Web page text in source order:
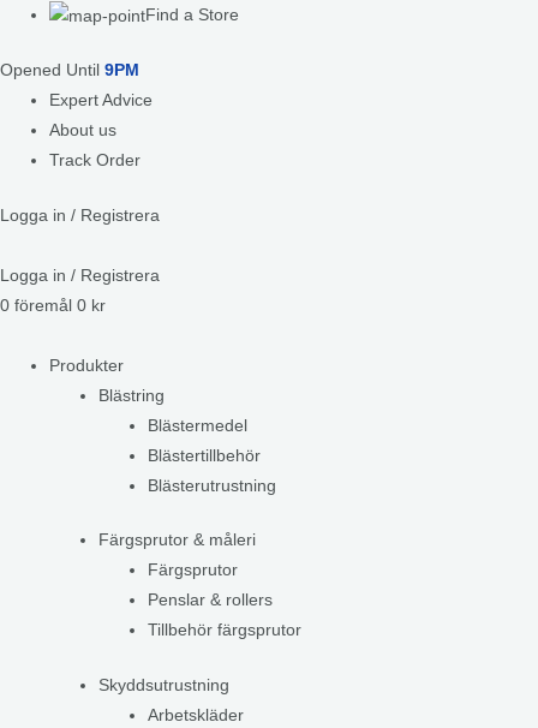
Find a Store
Opened Until 9PM
Expert Advice
About us
Track Order
Logga in / Registrera
Logga in / Registrera
0 föremål 0 kr
Produkter
Blästring
Blästermedel
Blästertillbehör
Blästerutrustning
Färgsprutor & måleri
Färgsprutor
Penslar & rollers
Tillbehör färgsprutor
Skyddsutrustning
Arbetskläder